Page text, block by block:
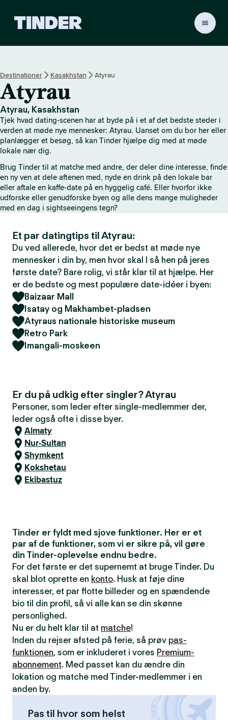
r
a
r
t
d
e
Destinationer Kasakhstan Atyrau
Atyrau
Atyrau, Kasakhstan
Tjek hvad dating-scenen har at byde på i et af det bedste steder i
verden at møde nye mennesker: Atyrau. Uanset om du bor her eller
planlægger et besøg, så kan Tinder hjælpe dig med at møde
lokale nær dig.
Brug Tinder til at matche med andre, der deler dine interesse, finde
en ny ven at dele aftenen med, nyde en drink på den lokale bar
eller aftale en kaffe-date på en hyggelig café. Eller hvorfor ikke
udforske eller genudforske byen og alle dens mange muligheder
med en dag i sightseeingens tegn?
Et par datingtips til Atyrau:
Du ved allerede, hvor det er bedst at møde nye
mennesker i din by, men hvor skal I så hen på jeres
første date? Bare rolig, vi står klar til at hjælpe. Her
er de bedste og mest populære date-idéer i byen:
Baizaar Mall
Isatay og Makhambet-pladsen
Atyraus nationale historiske museum
Retro Park
Imangali-moskeen
Er du på udkig efter singler? Atyrau
Personer, som leder efter single-medlemmer der,
leder også ofte i disse byer.
Almaty
Nur-Sultan
Shymkent
Kokshetau
Ekibastuz
Tinder er fyldt med sjove funktioner. Her er et
par af de funktioner, som vi er sikre på, vil gøre
din Tinder-oplevelse endnu bedre.
For det første er det supernemt at bruge Tinder. Du
skal blot oprette en konto. Husk at føje dine
interesser, et par flotte billeder og en spændende
bio til din profil, så vi alle kan se din skønne
personlighed.
Nu er du helt klar til at matche!
Inden du rejser afsted på ferie, så prøv pas-
funktionen, som er inkluderet i vores Premium-
abonnement. Med passet kan du ændre din
lokation og matche med Tinder-medlemmer i en
anden by.
Pas til hvor som helst